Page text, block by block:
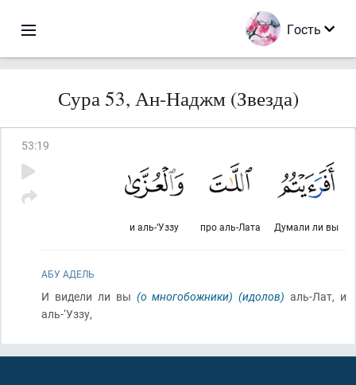
Гость
Сура 53, Ан-Наджм (Звезда)
53:19
Думали ли вы
про аль-Лата
и аль-‘Уззу
АБУ АДЕЛЬ
И видели ли вы (о многобожники) (идолов) аль-Лат, и
аль-‘Уззу,